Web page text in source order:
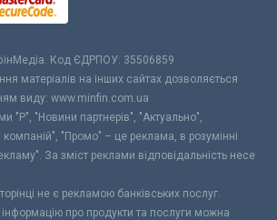
Код ЄДРПОУ: 35506859
матеріалів на інших сайтах дозволяється
виду: www.minfin.com.ua
"Р", "Новини партнерів", "Актуально",
"Промо" – це реклама, в розумінні
За зміст реклами відповідальність несе
не є рекламою банківських послуг.
про продукти та послуги можна